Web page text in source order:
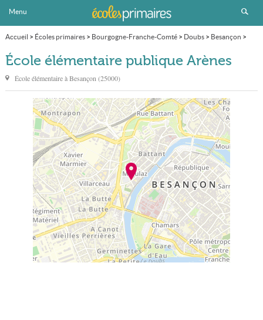
Menu
Accueil > Écoles primaires> Bourgogne-Franche-Comté> Doubs> Besançon >
École élémentaire publique Arènes
École élémentaire publique Arènes
École élémentaire àBesançon (25000)